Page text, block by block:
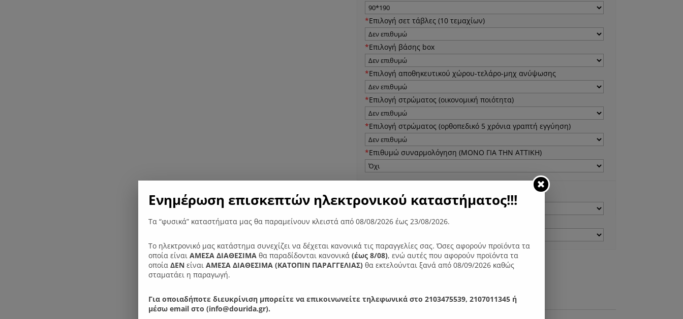
*Επιλογή σετ τάβλες (10 τεμαχίων)
*Επιλογή βάσης box
*Επιλογή αποθηκευτικού χώρου-τελάρο-μηχ ανύψωσης
*Eπιλογή στρώματος (οικονομική ποιότητα)
*Eπιλογή στρώματος (ορθοπεδικό 5 χρόνια γραπτή εγγύηση)
*Επιθυμώ συναρμολόγηση (ΜΟΝΟ ΓΙΑ ΤΗΝ ΑΤΤΙΚΗ)
Επιλογή Υφάσματος Rosto:
*Επιλογή Υφάσματος Zetta:
N01
Κρεβάτι
ύφασμα
Προσθήκη στο καλάθι
Ενημέρωση επισκεπτών ηλεκτρονικού καταστήματος!!!
Τα “φυσικά” καταστήματα μας θα παραμείνουν κλειστά από 08/08/2026 έως 23/08/2026.
Το ηλεκτρονικό μας κατάστημα συνεχίζει να δέχεται κανονικά τις παραγγελίες σας. Όσες αφορούν προϊόντα τα
οποία είναι ΑΜΕΣΑ ΔΙΑΘΕΣΙΜΑ θα παραδίδονται κανονικά (έως 8/08), ενώ αυτές που αφορούν προϊόντα τα
οποία ΔΕΝ είναι ΑΜΕΣΑ ΔΙΑΘΕΣΙΜΑ (ΚΑΤΟΠΙΝ ΠΑΡΑΓΓΕΛIΑΣ) θα εκτελούνται ξανά από 08/09/2026 καθώς
σταματάει η παραγωγή.
Για οποιαδήποτε διευκρίνιση μπορείτε να επικοινωνείτε τηλεφωνικά στο 2103475539, 2107011345 ή
μέσω email στο (info@dourida.gr).